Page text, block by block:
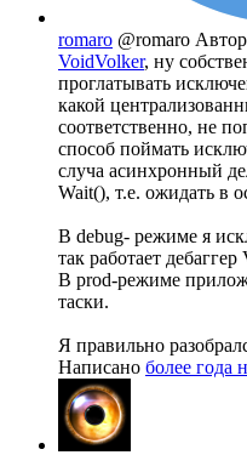
romaro @romaro
VoidVolker, ну
проглатывать
какой
соответственно, не
способ поймать
случа асинхронный
Wait(), т.е. ожидать в
В debug- режиме я
так работает
В prod-режиме
таски.
Я правильно
Написано более года